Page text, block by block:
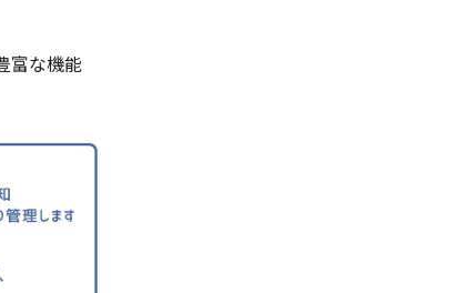
富な機能